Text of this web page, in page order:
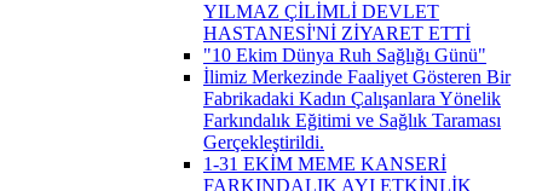
YILMAZ ÇİLİMLİ DEVLET
HASTANESİ'Nİ ZİYARET ETTİ
"10 Ekim Dünya Ruh Sağlığı Günü"
İlimiz Merkezinde Faaliyet Gösteren Bir
Fabrikadaki Kadın Çalışanlara Yönelik
Farkındalık Eğitimi ve Sağlık Taraması
Gerçekleştirildi.
1-31 EKİM MEME KANSERİ
FARKINDALIK AYI ETKİNLİK